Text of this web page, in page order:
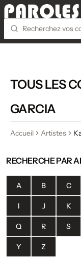
TOUS LES
GARCIA
Accueil Artistes
RECHERCHE PAR
A B C
I J K
Q R S
Y Z